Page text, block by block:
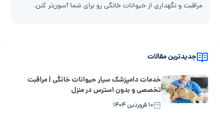
مراقبت و نگهداری از حیوانات خانگی رو برای شما آسون‌تر کنن.
جدیدترین مقالات
خدمات دامپزشک سیار حیوانات خانگی | مراقبت
تخصصی و بدون استرس در منزل
۱۰ فروردین ۱۴۰۴